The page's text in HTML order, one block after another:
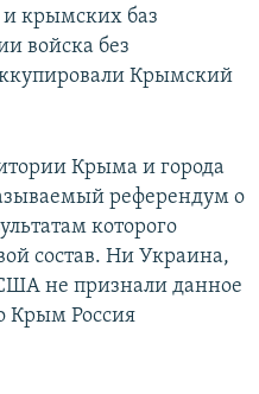
крымских баз
войска без
Крымский
Крыма и города
референдум о
которого
состав. Ни Украина,
не признали данное
Крым Россия